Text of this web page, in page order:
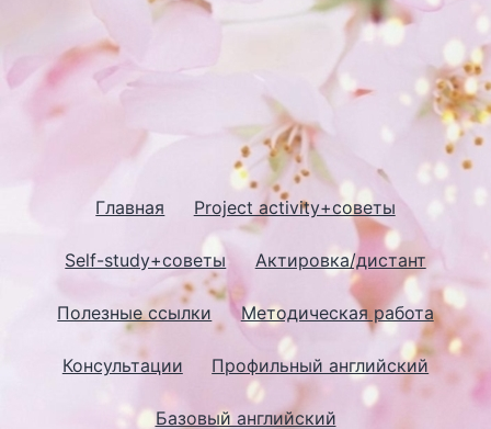
Главная Project activity+советы
Self-study+советы Актировка/дистант
Полезные ссылки Методическая работа
Консультации Профильный английский
Базовый английский